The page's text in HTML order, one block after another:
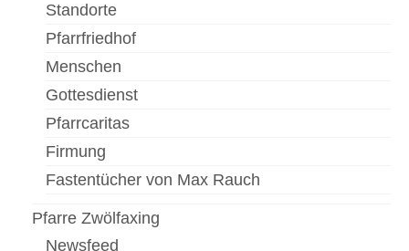
Standorte
Pfarrfriedhof
Menschen
Gottesdienst
Pfarrcaritas
Firmung
Fastentücher von Max Rauch
Pfarre Zwölfaxing
Newsfeed